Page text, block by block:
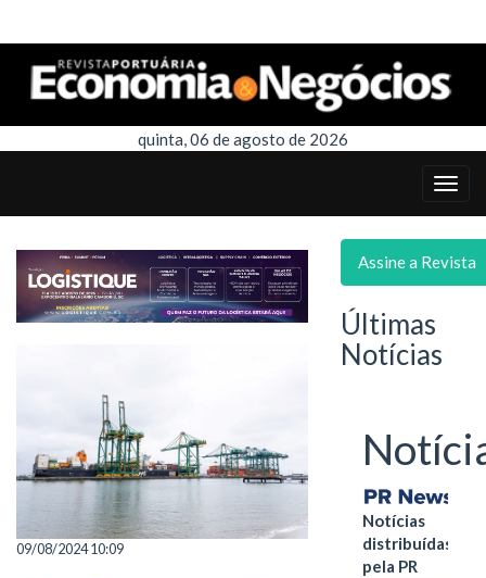
quinta, 06 de agosto de 2026
09/08/2024 10:09
Assine a Revista
Últimas
Notícias
Notícias
distribuídas
pela PR